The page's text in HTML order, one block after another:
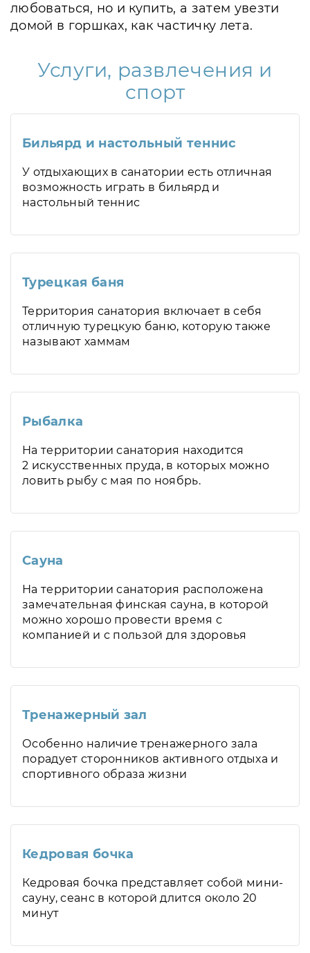
любоваться, но и купить, а затем увезти
домой в горшках, как частичку лета.
Услуги, развлечения и
спорт
Бильярд и настольный теннис
У отдыхающих в санатории есть отличная
возможность играть в бильярд и
настольный теннис
Турецкая баня
Территория санатория включает в себя
отличную турецкую баню, которую также
называют хаммам
Рыбалка
На территории санатория находится
2 искусственных пруда, в которых можно
ловить рыбу с мая по ноябрь.
Сауна
На территории санатория расположена
замечательная финская сауна, в которой
можно хорошо провести время с
компанией и с пользой для здоровья
Тренажерный зал
Особенно наличие тренажерного зала
порадует сторонников активного отдыха и
спортивного образа жизни
Кедровая бочка
Кедровая бочка представляет собой мини-
сауну, сеанс в которой длится около 20
минут